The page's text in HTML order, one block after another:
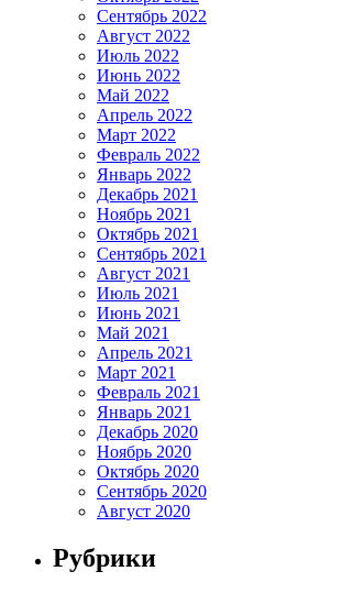
Сентябрь 2022
Август 2022
Июль 2022
Июнь 2022
Май 2022
Апрель 2022
Март 2022
Февраль 2022
Январь 2022
Декабрь 2021
Ноябрь 2021
Октябрь 2021
Сентябрь 2021
Август 2021
Июль 2021
Июнь 2021
Май 2021
Апрель 2021
Март 2021
Февраль 2021
Январь 2021
Декабрь 2020
Ноябрь 2020
Октябрь 2020
Сентябрь 2020
Август 2020
Рубрики